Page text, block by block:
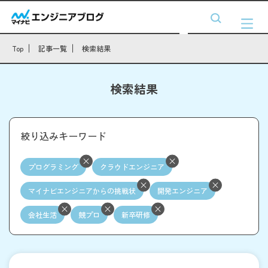
Top 記事一覧 検索結果
検索結果
絞り込みキーワード
プログラミング クラウドエンジニア
マイナビエンジニアからの挑戦状 開発エンジニア
会社生活 競プロ 新卒研修